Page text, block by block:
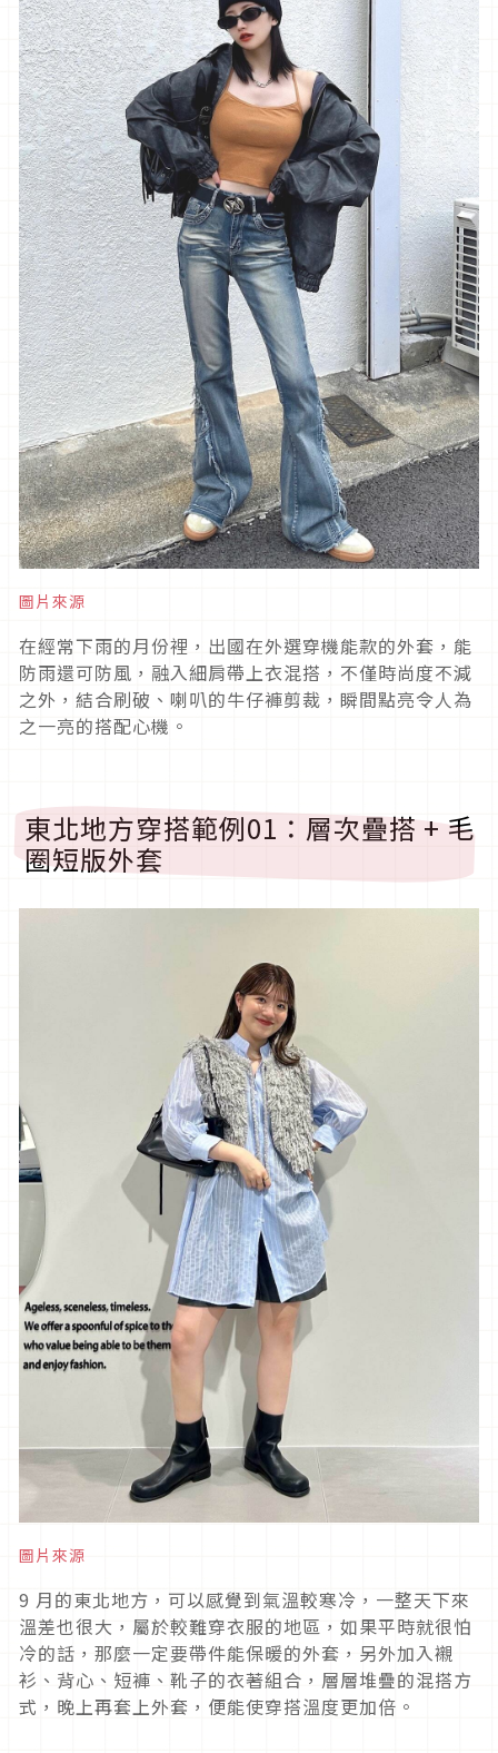
圖片來源
在經常下雨的月份裡，出國在外選穿機能款的外套，能
防雨還可防風，融入細肩帶上衣混搭，不僅時尚度不減
之外，結合刷破、喇叭的牛仔褲剪裁，瞬間點亮令人為
之一亮的搭配心機。
東北地方穿搭範例01 ：層次疊搭+ 毛
圈短版外套
圖片來源
9 月的東北地方，可以感覺到氣溫較寒冷，一整天下來
溫差也很大，屬於較難穿衣服的地區，如果平時就很怕
冷的話，那麼一定要帶件能保暖的外套，另外加入襯
衫、背心、短褲、靴子的衣著組合，層層堆疊的混搭方
式，晚上再套上外套，便能使穿搭溫度更加倍。